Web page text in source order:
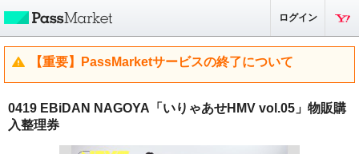
ログイン
【重要】PassMarketサービスの終了について
0419 EBiDAN NAGOYA「いりゃあせHMV vol.05」物販購
入整理券